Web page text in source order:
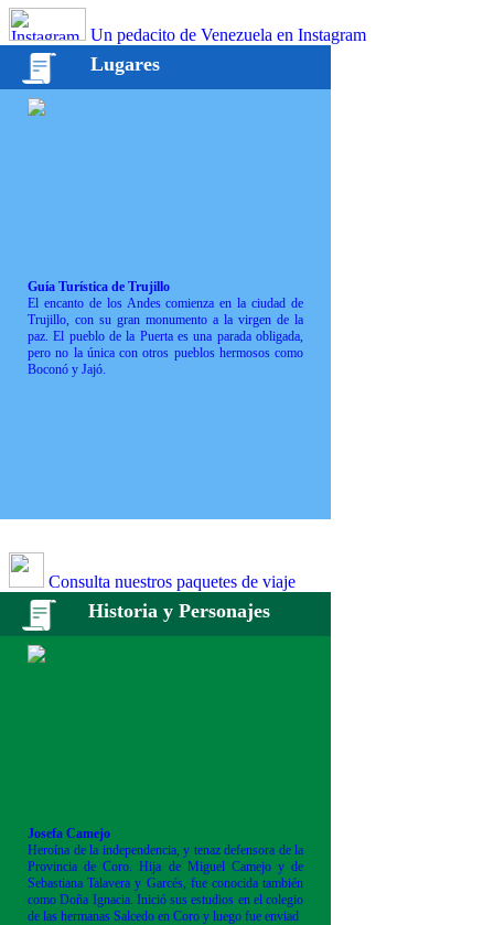
Un pedacito de Venezuela en Instagram
Lugares
Guía Turística de Trujillo
El encanto de los Andes comienza en la ciudad de
Trujillo, con su gran monumento a la virgen de la
paz. El pueblo de la Puerta es una parada obligada,
pero no la única con otros pueblos hermosos como
Boconó y Jajó.
Consulta nuestros paquetes de viaje
Historia y Personajes
Josefa Camejo
Heroína de la independencia, y tenaz defensora de la
Provincia de Coro. Hija de Miguel Camejo y de
Sebastiana Talavera y Garcés, fue conocida también
como Doña Ignacia. Inició sus estudios en el colegio
de las hermanas Salcedo en Coro y luego fue enviad